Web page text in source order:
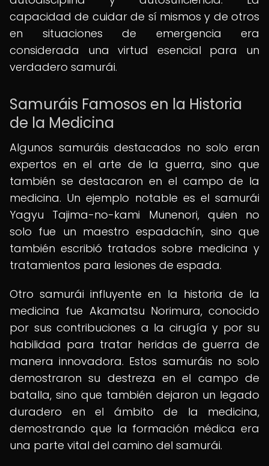
capacidad de cuidar de sí mismos y de otros
en situaciones de emergencia era
considerada una virtud esencial para un
verdadero samurái.
Samuráis Famosos en la Historia
de la Medicina
Algunos samuráis destacados no solo eran
expertos en el arte de la guerra, sino que
también se destacaron en el campo de la
medicina. Un ejemplo notable es el samurái
Yagyu Tajima-no-kami Munenori, quien no
solo fue un maestro espadachín, sino que
también escribió tratados sobre medicina y
tratamientos para lesiones de espada.
Otro samurái influyente en la historia de la
medicina fue Akamatsu Norimura, conocido
por sus contribuciones a la cirugía y por su
habilidad para tratar heridas de guerra de
manera innovadora. Estos samuráis no solo
demostraron su destreza en el campo de
batalla, sino que también dejaron un legado
duradero en el ámbito de la medicina,
demostrando que la formación médica era
una parte vital del camino del samurái.